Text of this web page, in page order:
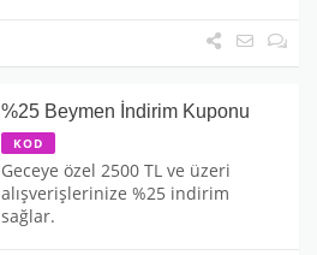
%25 Beymen İndirim Kuponu
KOD
Geceye özel 2500 TL ve üzeri
alışverişlerinize %25 indirim
sağlar.